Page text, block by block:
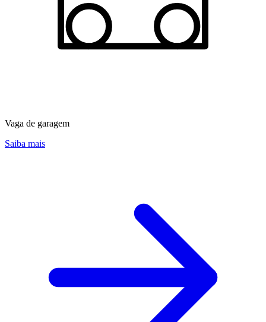
Vaga de garagem
Saiba mais